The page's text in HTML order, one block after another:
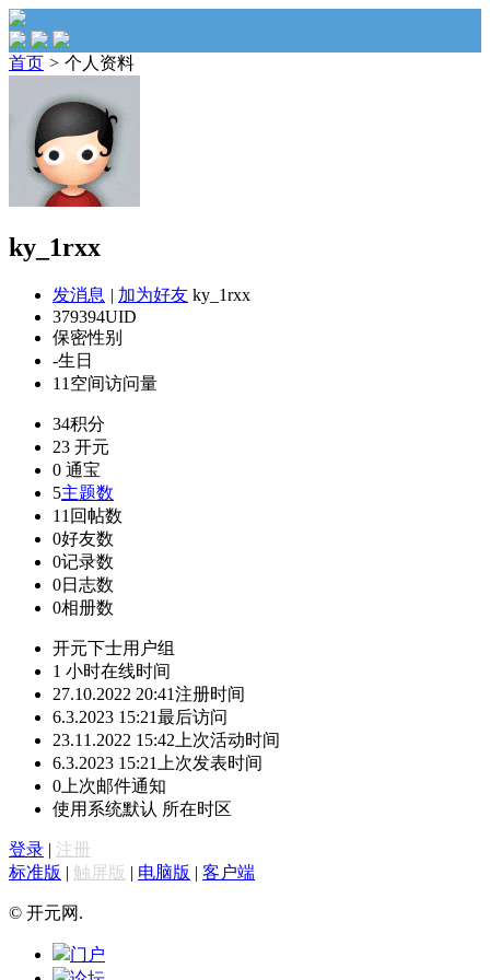
首页 > 个人资料
ky_1rxx
发消息 | 加为好友 ky_1rxx
379394UID
保密性别
-生日
11 空间访问量
34积分
23 开元
0 通宝
5主题数
11 回帖数
0好友数
0记录数
0日志数
0相册数
开元下士用户组
1 小时在线时间
27.10.2022 20:41注册时间
6.3.2023 15:21最后访问
23.11.2022 15:42 上次活动时间
6.3.2023 15:21
上次发表时间
0 上次邮件通知
使用系统默认 所在时区
登录 | 注册
标准版 | 触屏版 | 电脑版 | 客户端
© 开元网.
门户